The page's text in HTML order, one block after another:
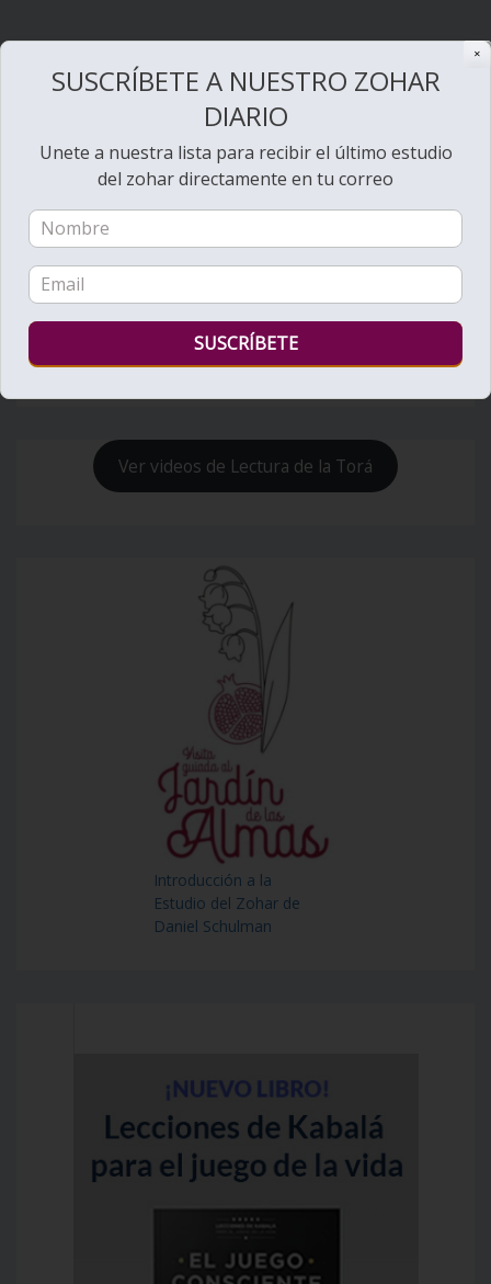
Bienvenido al Zohar
Ver videos de Lectura de la Torá
Introducción a la
Estudio del Zohar de
Daniel Schulman
✕
SUSCRÍBETE A NUESTRO ZOHAR
DIARIO
Unete a nuestra lista para recibir el último estudio
del zohar directamente en tu correo